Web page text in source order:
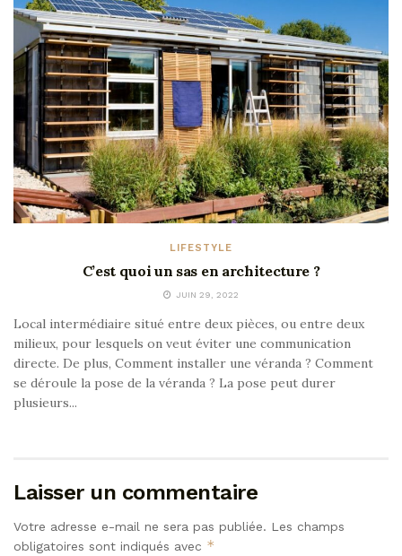
LIFESTYLE
C’est quoi un sas en architecture ?
JUIN 29, 2022
Local intermédiaire situé entre deux pièces, ou entre deux
milieux, pour lesquels on veut éviter une communication
directe. De plus, Comment installer une véranda ? Comment
se déroule la pose de la véranda ? La pose peut durer
plusieurs...
Laisser un commentaire
Votre adresse e-mail ne sera pas publiée. Les champs
obligatoires sont indiqués avec *